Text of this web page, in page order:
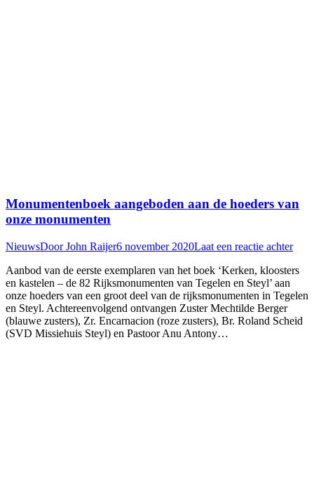
Monumentenboek aangeboden aan de hoeders van
onze monumenten
NieuwsDoorJohn Raijer6 november 2020Laat een reactie achter
Aanbod van de eerste exemplaren van het boek ‘Kerken, kloosters
en kastelen – de 82 Rijksmonumenten van Tegelen en Steyl’ aan
onze hoeders van een groot deel van de rijksmonumenten in Tegelen
en Steyl. Achtereenvolgend ontvangen Zuster Mechtilde Berger
(blauwe zusters), Zr. Encarnacion (roze zusters), Br. Roland Scheid
(SVD Missiehuis Steyl) en Pastoor Anu Antony…